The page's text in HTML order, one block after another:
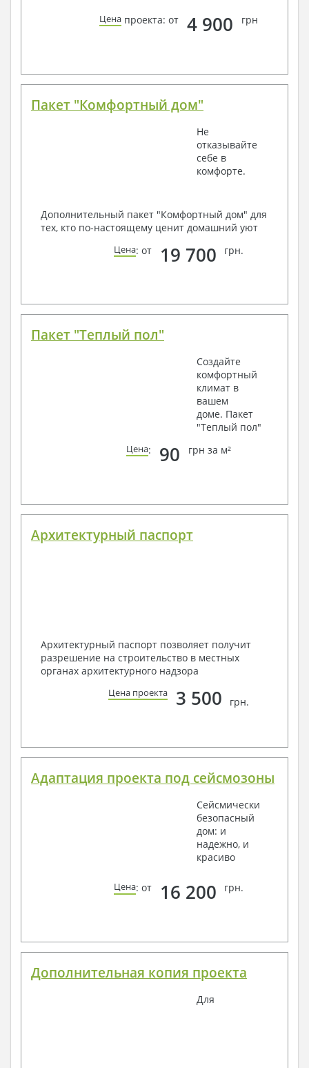
Цена проекта: от 4 900 грн
Пакет "Комфортный дом"
Не
отказывайте
себе в
комфорте.
Дополнительный пакет "Комфортный дом" для
тех, кто по-настоящему ценит домашний уют
Цена: от 19 700 грн.
Пакет "Теплый пол"
Создайте
комфортный
климат в
вашем
доме. Пакет
"Теплый пол"
Цена: 90 грн за м²
Архитектурный паспорт
Архитектурный паспорт позволяет получит
разрешение на строительство в местных
органах архитектурного надзора
Цена проекта 3 500 грн.
Адаптация проекта под сейсмозоны
Сейсмически
безопасный
дом: и
надежно, и
красиво
Цена: от 16 200 грн.
Дополнительная копия проекта
Для